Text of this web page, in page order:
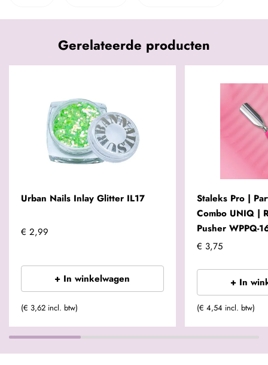
Gerelateerde producten
Urban Nails Inlay Glitter IL17
€ 2,99
+ In winkelwagen
(€ 3,62 incl. btw)
Staleks Pro |
Combo UNIQ |
Pusher WPPQ-
€ 3,75
+ In
(€ 4,54 incl. btw)